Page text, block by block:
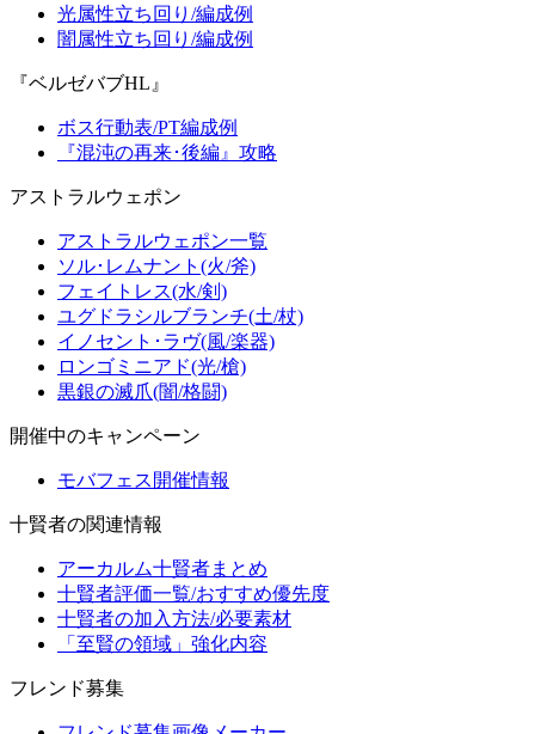
光属性立ち回り/編成例
闇属性立ち回り/編成例
『ベルゼバブHL』
ボス行動表/PT編成例
『混沌の再来･後編』攻略
アストラルウェポン
アストラルウェポン一覧
ソル･レムナント(火/斧)
フェイトレス(水/剣)
ユグドラシルブランチ(土/杖)
イノセント･ラヴ(風/楽器)
ロンゴミニアド(光/槍)
黒銀の滅爪(闇/格闘)
開催中のキャンペーン
モバフェス開催情報
十賢者の関連情報
アーカルム十賢者まとめ
十賢者評価一覧/おすすめ優先度
十賢者の加入方法/必要素材
「至賢の領域」強化内容
フレンド募集